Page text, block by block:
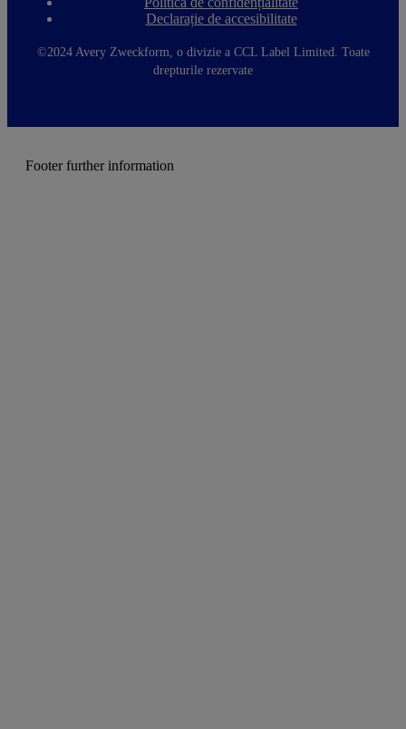
o
t
e
Declarație de accesibilitate
©2024 Avery Zweckform, o divizie a CCL Label Limited. Toate
drepturile rezervate
Footer further information